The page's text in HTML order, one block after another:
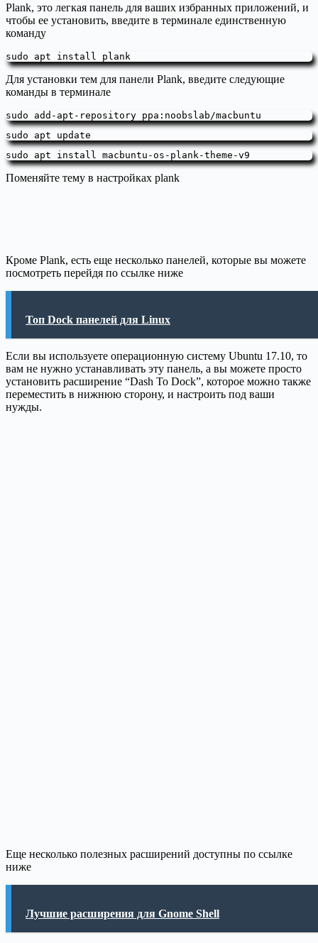
Plank, это легкая панель для ваших избранных приложений, и
чтобы ее установить, введите в терминале единственную
команду
sudo apt install plank
Для установки тем для панели Plank, введите следующие
команды в терминале
sudo add-apt-repository ppa:noobslab/macbuntu
sudo apt update
sudo apt install macbuntu-os-plank-theme-v9
Поменяйте тему в настройках plank
Кроме Plank, есть еще несколько панелей, которые вы можете
посмотреть перейдя по ссылке ниже
Топ Dock панелей для Linux
Если вы используете операционную систему Ubuntu 17.10, то
вам не нужно устанавливать эту панель, а вы можете просто
установить расширение “Dash To Dock”, которое можно также
переместить в нижнюю сторону, и настроить под ваши
нужды.
Еще несколько полезных расширений доступны по ссылке
ниже
Лучшие расширения для Gnome Shell